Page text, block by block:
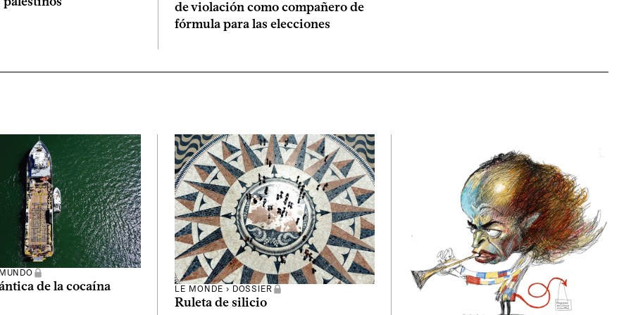
de violación como compañero de
fórmula para las elecciones
de la cocaína LE MONDE › DOSSIER
Ruleta de silicio